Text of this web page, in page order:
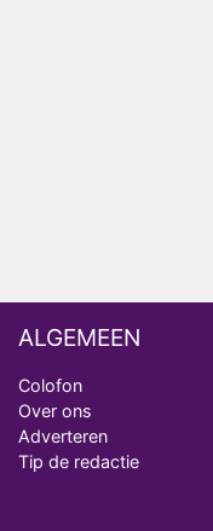
ALGEMEEN
Colofon
Over ons
Adverteren
Tip de redactie